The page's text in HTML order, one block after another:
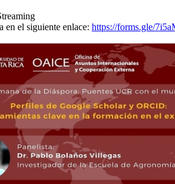
en el siguiente enlace: https://forms.gle/